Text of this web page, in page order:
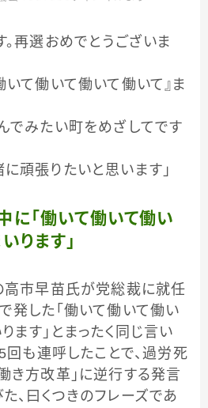
。再選おめでとうございま
いて働いて働いて働いて』ま
でみたい町をめざしてです
頑張りたいと思います」
に「働いて働いて働い
ります」
高市早苗氏が党総裁に就任
発した「働いて働いて働い
ます」とまったく同じ言い
5回も連呼したことで、過労死
き方改革」に逆行する発言
、曰くつきのフレーズであ